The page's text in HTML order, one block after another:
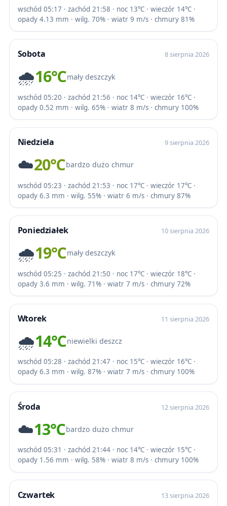
wschód 05:17 · zachód 21:58 · noc 13℃ · wieczór 14℃ ·
opady 4.13 mm · wilg. 70% · wiatr 9 m/s · chmury 81%
Sobota 8 sierpnia 2026
🌧️16℃mały deszczyk
wschód 05:20 · zachód 21:56 · noc 14℃ · wieczór 16℃ ·
opady 0.52 mm · wilg. 65% · wiatr 8 m/s · chmury 100%
Niedziela 9 sierpnia 2026
☁️20℃bardzo dużo chmur
wschód 05:23 · zachód 21:53 · noc 17℃ · wieczór 17℃ ·
opady 6.3 mm · wilg. 55% · wiatr 6 m/s · chmury 87%
Poniedziałek 10 sierpnia 2026
🌧️19℃mały deszczyk
wschód 05:25 · zachód 21:50 · noc 17℃ · wieczór 18℃ ·
opady 3.6 mm · wilg. 71% · wiatr 7 m/s · chmury 72%
Wtorek 11 sierpnia 2026
🌧️14℃niewielki deszcz
wschód 05:28 · zachód 21:47 · noc 15℃ · wieczór 16℃ ·
opady 6.3 mm · wilg. 87% · wiatr 7 m/s · chmury 100%
Środa 12 sierpnia 2026
☁️13℃bardzo dużo chmur
wschód 05:31 · zachód 21:44 · noc 14℃ · wieczór 15℃ ·
opady 1.56 mm · wilg. 58% · wiatr 8 m/s · chmury 100%
Czwartek 13 sierpnia 2026